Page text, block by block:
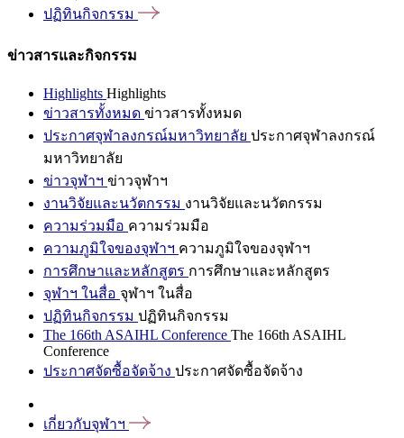
ปฏิทินกิจกรรม
ข่าวสารและกิจกรรม
Highlights Highlights
ข่าวสารทั้งหมด ข่าวสารทั้งหมด
ประกาศจุฬาลงกรณ์มหาวิทยาลัย ประกาศจุฬาลงกรณ์
มหาวิทยาลัย
ข่าวจุฬาฯ ข่าวจุฬาฯ
งานวิจัยและนวัตกรรม งานวิจัยและนวัตกรรม
ความร่วมมือ ความร่วมมือ
ความภูมิใจของจุฬาฯ ความภูมิใจของจุฬาฯ
การศึกษาและหลักสูตร การศึกษาและหลักสูตร
จุฬาฯ ในสื่อ จุฬาฯ ในสื่อ
ปฏิทินกิจกรรม ปฏิทินกิจกรรม
The 166th ASAIHL Conference The 166th ASAIHL
Conference
ประกาศจัดซื้อจัดจ้าง ประกาศจัดซื้อจัดจ้าง
เกี่ยวกับจุฬาฯ